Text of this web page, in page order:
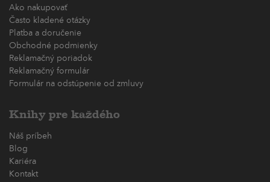
Ako nakupovať
Často kladené otázky
Platba a doručenie
Obchodné podmienky
Reklamačný poriadok
Reklamačný formulár
Formulár na odstúpenie od zmluvy
Knihy pre každého
Náš príbeh
Blog
Kariéra
Kontakt